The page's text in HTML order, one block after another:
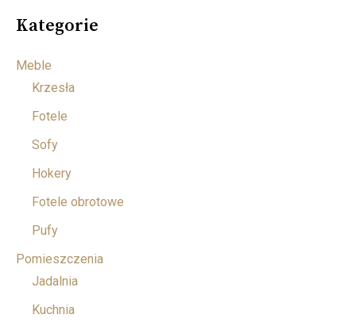
Kategorie
Meble
Krzesła
Fotele
Sofy
Hokery
Fotele obrotowe
Pufy
Pomieszczenia
Jadalnia
Kuchnia